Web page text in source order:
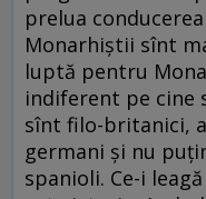
prelua
Monarhiştii sînt
luptă pentru
indiferent pe cine
sînt filo-britanici,
germani şi nu
spanioli. Ce-i